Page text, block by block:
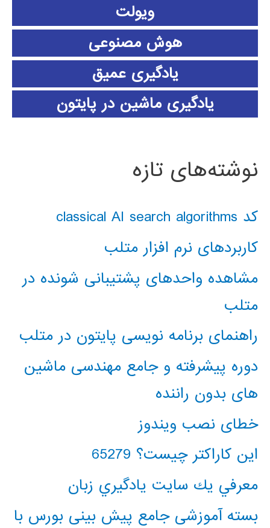
ویولت
هوش مصنوعی
یادگیری عمیق
یادگیری ماشین در پایتون
نوشته‌های تازه
کد classical AI search algorithms
کاربردهای نرم افزار متلب
مشاهده واحدهای پشتیبانی شونده در
متلب
راهنمای برنامه نویسی پایتون در متلب
دوره پیشرفته و جامع مهندسی ماشین
های بدون راننده
خطای نصب ویندوز
این کاراکتر چیست؟ 65279
معرفي يك سايت يادگيري زبان
بسته آموزشی جامع پیش بینی بورس با